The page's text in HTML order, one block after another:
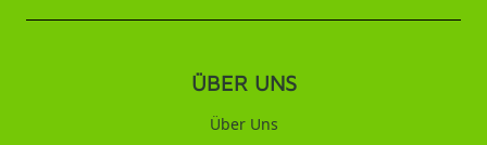
ÜBER UNS
Über Uns